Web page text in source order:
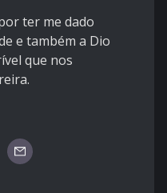
ter me dado
e também a Dio
que nos